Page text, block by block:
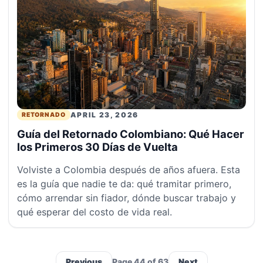
RETORNADO APRIL 23, 2026
Guía del Retornado Colombiano: Qué Hacer
los Primeros 30 Días de Vuelta
Volviste a Colombia después de años afuera. Esta
es la guía que nadie te da: qué tramitar primero,
cómo arrendar sin fiador, dónde buscar trabajo y
qué esperar del costo de vida real.